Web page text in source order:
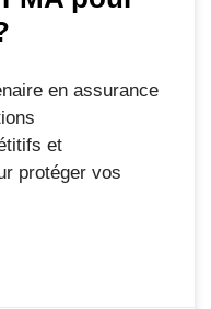
en assurance
et
protéger vos